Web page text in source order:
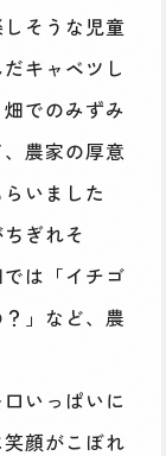
そうな児童
キャベツし
でのみずみ
農家の厚意
いました
ぎれそ
は「イチゴ
」など、農
いっぱいに
顔がこぼれ